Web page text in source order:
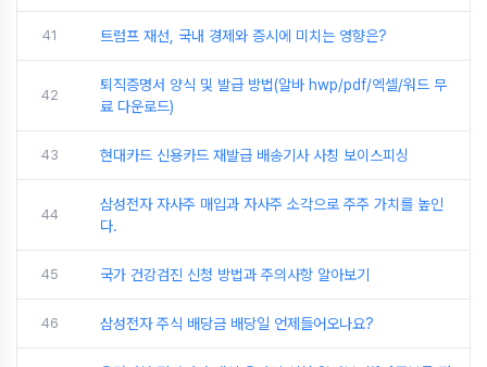
41 트럼프 재선, 국내 경제와 증시에 미치는 영향은?
42
퇴직증명서 양식 및 발급 방법(알바 hwp/pdf/엑셀/워드 무
료 다운로드)
43 현대카드 신용카드 재발급 배송기사 사칭 보이스피싱
44
삼성전자 자사주 매입과 자사주 소각으로 주주 가치를 높인
다.
45 국가 건강검진 신청 방법과 주의사항 알아보기
46 삼성전자 주식 배당금 배당일 언제들어오나요?